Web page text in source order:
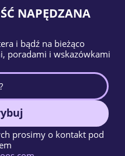
NAPĘDZANA
i bądź na bieżąco
poradami i wskazówkami
prosimy o kontakt pod